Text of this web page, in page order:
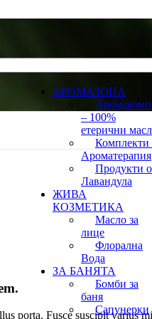
АРОМАЗОНА
– 100%
етерични
Комплекти
Ароматерапия
Продукти
Лавандула
ЖИВА
КОЗМЕТИКА
Масло за
лице
Флорална
Вода
ЗА БАНЯТА
Бомби за
баня
Сапунерки
porta. Fusce suscipit varius